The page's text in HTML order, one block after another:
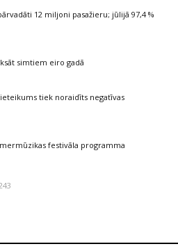
12 miljoni pasažieru; jūlijā 97,4 %
simtiem eiro gadā
tiek noraidīts negatīvas
festivāla programma